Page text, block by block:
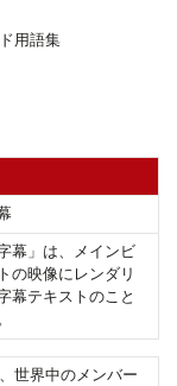
用語集
幕」は、メインビ
の映像にレンダリ
幕テキストのこと
世界中のメンバー